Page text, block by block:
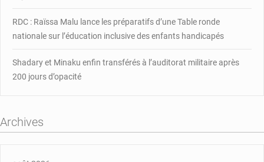
RDC : Raïssa Malu lance les préparatifs d’une Table ronde
nationale sur l’éducation inclusive des enfants handicapés
Shadary et Minaku enfin transférés à l’auditorat militaire après
200 jours d’opacité
Archives